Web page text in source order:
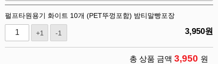
펄프타원용기 화이트 10개 (PET뚜껑포함) 밤티말빵포장
+1 -1 3,950원
총 상품 금액 3,950 원